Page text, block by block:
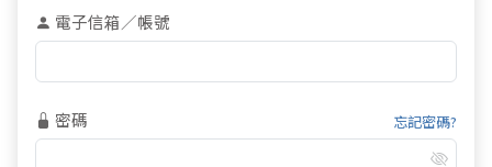
電子信箱／帳號
密碼 忘記密碼?